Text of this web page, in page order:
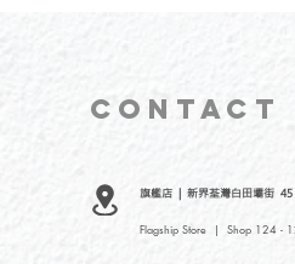
CONTACT
旗艦店 | 新界荃灣白田壩街
Flagship Store | Shop 124 -